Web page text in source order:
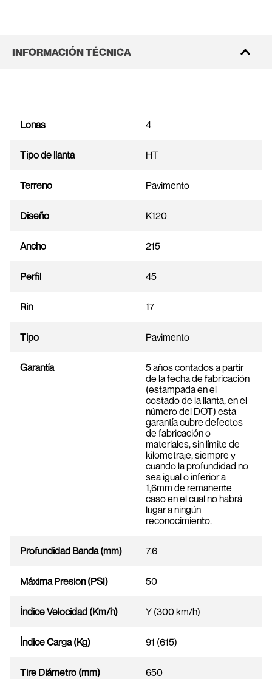
INFORMACIÓN TÉCNICA
Lonas 4
Tipo de llanta HT
Terreno Pavimento
Diseño K120
Ancho 215
Perfil 45
Rin 17
Tipo Pavimento
Garantía
5 años contados a partir
de la fecha de fabricación
(estampada en el
costado de la llanta, en el
número del DOT) esta
garantía cubre defectos
de fabricación o
materiales, sin límite de
kilometraje, siempre y
cuando la profundidad no
sea igual o inferior a
1,6mm de remanente
caso en el cual no habrá
lugar a ningún
reconocimiento.
Profundidad Banda (mm) 7.6
Máxima Presión (PSI) 50
Índice Velocidad (Km/h) Y (300 km/h)
Índice Carga (Kg) 91 (615)
Tire Diámetro (mm) 650